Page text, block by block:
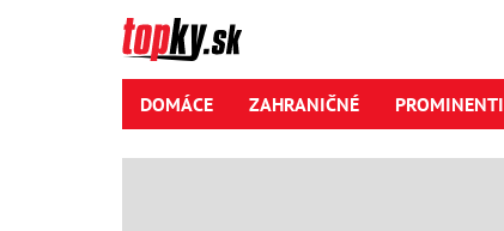
DOMÁCE ZAHRANIČNÉ PROMINENTI